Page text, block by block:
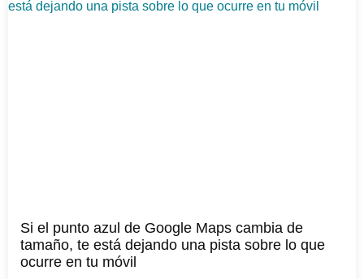
Si el punto azul de Google Maps cambia de
tamaño, te está dejando una pista sobre lo que
ocurre en tu móvil